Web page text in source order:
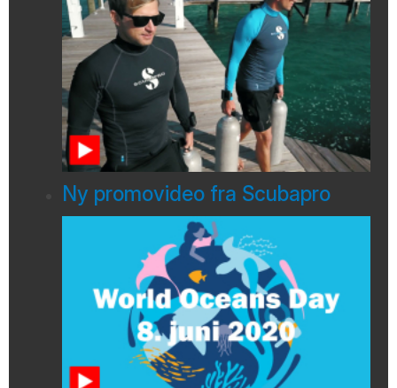
Ny promovideo fra Scubapro